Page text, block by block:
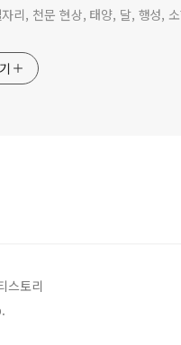
리, 천문 현상, 태양, 달, 행성,
스토리